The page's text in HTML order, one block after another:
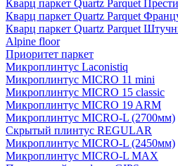
Кварц паркет Quartz Parquet
Кварц паркет Quartz Parquet
Кварц паркет Quartz Parquet
Alpine floor
Приоритет паркет
Микроплинтус Laconistiq
Микроплинтус MICRO 11 mini
Микроплинтус MICRO 15 classic
Микроплинтус MICRO 19 ARM
Микроплинтус MICRO-L (2700мм)
Скрытый плинтус REGULAR
Микроплинтус MICRO-L (2450мм)
Микроплинтус MICRO-L MAX